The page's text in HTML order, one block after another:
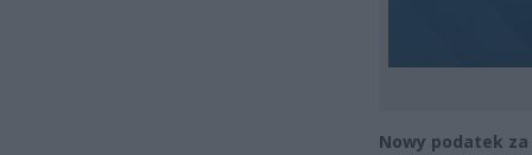
Nowy podatek